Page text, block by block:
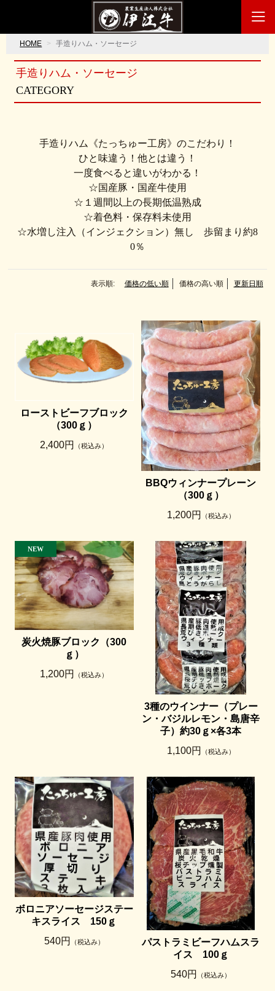
HOME 手造りハム・ソーセージ
CATEGORY
手造りハム・ソーセージ
手造りハム《たっちゅー工房》のこだわり！
ひと味違う！他とは違う！
一度食べると違いがわかる！
☆国産豚・国産牛使用
☆１週間以上の長期低温熟成
☆着色料・保存料未使用
☆水増し注入（インジェクション）無し 歩留まり約8
0％
表示順: 価格の低い順 価格の高い順 更新日順
ローストビーフブロック
（300ｇ）
2,400円
（税込み）
BBQウィンナープレーン
（300ｇ）
1,200円
（税込み）
炭火焼豚ブロック（300
ｇ）
1,200円
（税込み）
3種のウインナー（プレー
ン・バジルレモン・島唐辛
子）約30ｇ×各3本
1,100円
（税込み）
ボロニアソーセージステー
キスライス 150ｇ
540円
（税込み）
パストラミビーフハムスラ
イス 100ｇ
540円
（税込み）